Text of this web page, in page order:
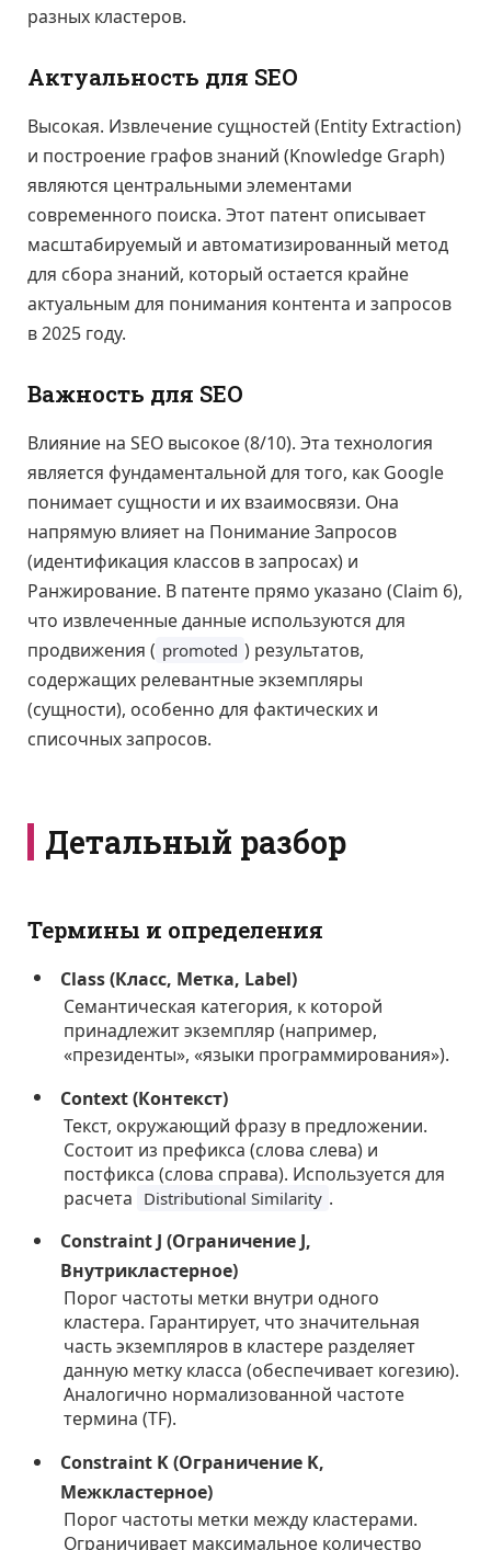
разных кластеров.
Актуальность для SEO
Высокая. Извлечение сущностей (Entity Extraction)
и построение графов знаний (Knowledge Graph)
являются центральными элементами
современного поиска. Этот патент описывает
масштабируемый и автоматизированный метод
для сбора знаний, который остается крайне
актуальным для понимания контента и запросов
в 2025 году.
Важность для SEO
Влияние на SEO высокое (8/10). Эта технология
является фундаментальной для того, как Google
понимает сущности и их взаимосвязи. Она
напрямую влияет на Понимание Запросов
(идентификация классов в запросах) и
Ранжирование. В патенте прямо указано (Claim 6),
что извлеченные данные используются для
продвижения ( promoted ) результатов,
содержащих релевантные экземпляры
(сущности), особенно для фактических и
списочных запросов.
Детальный разбор
Термины и определения
Class (Класс, Метка, Label)
Семантическая категория, к которой
принадлежит экземпляр (например,
«президенты», «языки программирования»).
Context (Контекст)
Текст, окружающий фразу в предложении.
Состоит из префикса (слова слева) и
постфикса (слова справа). Используется для
расчета Distributional Similarity .
Constraint J (Ограничение J,
Внутрикластерное)
Порог частоты метки внутри одного
кластера. Гарантирует, что значительная
часть экземпляров в кластере разделяет
данную метку класса (обеспечивает когезию).
Аналогично нормализованной частоте
термина (TF).
Constraint K (Ограничение K,
Межкластерное)
Порог частоты метки между кластерами.
Ограничивает максимальное количество